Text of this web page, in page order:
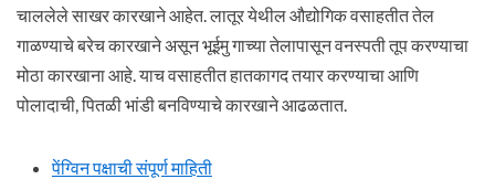
चाललेले साखर कारखाने आहेत. लातूर येथील औद्योगिक वसाहतीत तेल
गाळण्याचे बरेच कारखाने असून भूईमु गाच्या तेलापासून वनस्पती तूप करण्याचा
मोठा कारखाना आहे. याच वसाहतीत हातकागद तयार करण्याचा आणि
पोलादाची, पितळी भांडी बनविण्याचे कारखाने आढळतात.
पेंग्विन पक्षाची संपूर्ण माहिती